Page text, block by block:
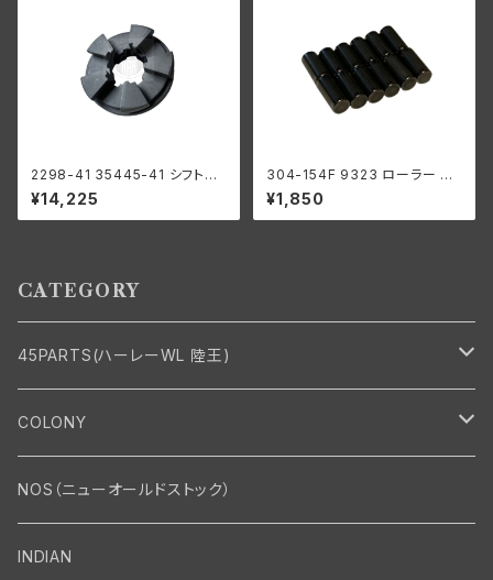
2298-41 35445-41 シフトク
ラッチ セカンド サードギア用 ハ
ーレーダビッドソン 1941-73年
WL G
¥14,225
304-154F 9323 ローラー 左
側 +0004 オーバーサイズ 24
個入り スプロケットシャフト側
ハーレーダビッドソン 1929-73
¥1,850
CATEGORY
45PARTS(ハーレーWL 陸王)
エンジン
エンジン・シリンダーヘッド
バルブ・タペット関係
マフラー・インテーク・キャブレター
マフラー関係
エレクトリカル
COLONY
Bolt・Nut
Nut
Front End・Rear End
NOS（ニューオールドストック）
INDIAN